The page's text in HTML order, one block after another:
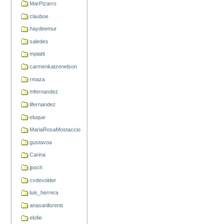
MarPizarro
clauboe
haydeemur
saledes
mpiatti
carmenkatzenelson
rmaza
mfernandez
lifernandez
eluque
MariaRosaMostaccio
gustavoa
Carina
jpoch
cvdevolder
luis_herrera
anasanllorenti
elofie